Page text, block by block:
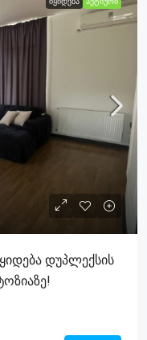
Დუპლექსის